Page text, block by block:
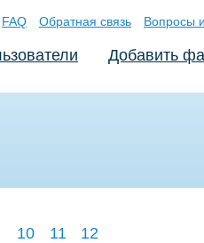
FAQ Обратная связь Вопросы
Добавить
10 11 12